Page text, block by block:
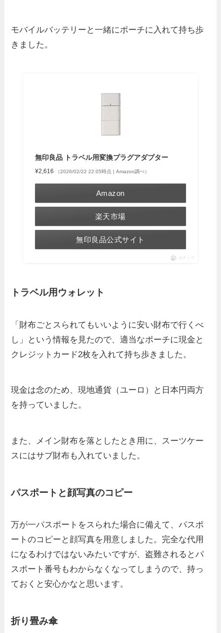
モバイルバッテリーと一緒にポーチに入れて持ち歩
きました。
無印良品 トラベル用変換プラグアダプター
¥2,616 （2026/02/22 22:05時点 | Amazon調べ）
Amazon
楽天市場
無印良品公式サイト
ポチップ
トラベル用ウォレット
「財布ごとスられてもいいように安い財布で行くべ
し」という情報を見たので、適当なポーチに現金と
クレジットカード2枚を入れて持ち歩きました。
現金は念のため、現地通貨（ユーロ）と日本円両方
を持っていました。
また、メイン財布を落としたとき用に、スーツケー
スにはサブ財布も入れていました。
パスポートと顔写真のコピー
万が一パスポートをスられた場合に備えて、パスポ
ートのコピーと顔写真を用意しました。完全な代用
になるわけではないみたいですが、盗難されるとパ
スポート番号もわからなくなってしまうので、持っ
ておくと安心かなと思います。
折り畳み傘